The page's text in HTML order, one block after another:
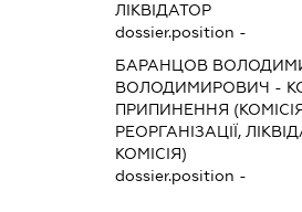
ЛІКВІДАТОР
dossier.position -
БАРАНЦОВ
ВОЛОДИМИРОВИЧ -
ПРИПИНЕННЯ
РЕОРГАНІЗАЦІЇ,
КОМІСІЯ)
dossier.position -